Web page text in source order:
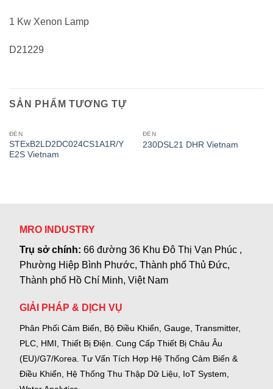
1 Kw Xenon Lamp
D21229
SẢN PHẨM TƯƠNG TỰ
ĐÈN
STExB2LD2DC024CS1A1R/Y
E2S Vietnam
ĐÈN
230DSL21 DHR Vietnam
MRO INDUSTRY
Trụ sở chính:66 đường 36 Khu Đô Thị Vạn Phúc ,
Phường Hiệp Bình Phước, Thành phố Thủ Đức,
Thành phố Hồ Chí Minh, Việt Nam
GIẢI PHÁP & DỊCH VỤ
Phân Phối Cảm Biến, Bộ Điều Khiển, Gauge, Transmitter,
PLC, HMI, Thiết Bị Điện. Cung Cấp Thiết Bị Châu Âu
(EU)/G7/Korea. Tư Vấn Tích Hợp Hệ Thống Cảm Biến &
Điều Khiển, Hệ Thống Thu Thập Dữ Liệu, IoT System,